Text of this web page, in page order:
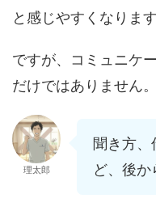
と感じやすくなります
ですが、コミュニケ
だけではありません。
理太郎
聞き方
ど、後か